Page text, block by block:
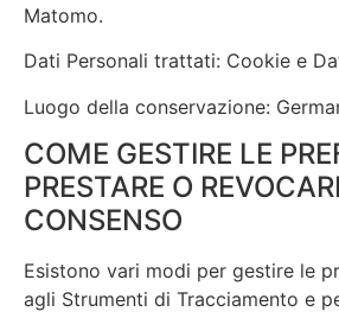
Matomo.
Dati Personali trattati: Cookie e
Luogo della conservazione:
COME GESTIRE LE
PRESTARE O
CONSENSO
Esistono vari modi per gestire le
agli Strumenti di Tracciamento e